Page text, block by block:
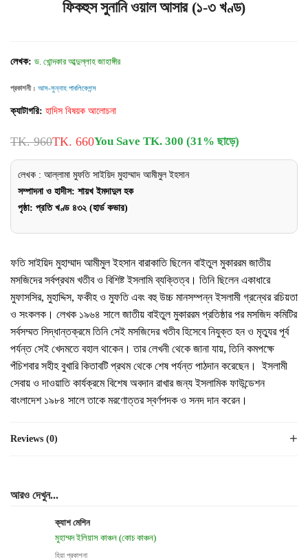
ফিকহুস সুনানি ওয়াল আসার (১-৩ খণ্ড)
লেখক: ড. খোন্দকার আব্দুল্লাহ জাহাঙ্গীর
প্রকাশনী : আস-সুন্নাহ পাবলিকেশন্স
ক্যাটাগরি: হাদিস বিষয়ক আলোচনা
TK. 960TK. 660You Save TK. 300 (31% ছাড়ে)
লেখক : আল্লামা মুফতি সাইয়িদ মুহাম্মাদ আমীমুল ইহসান
সম্পাদনা ও হাদীস: শায়খ ইমদাদুল হক
পৃষ্ঠা: প্রতি খণ্ড ৪৩২ (হার্ড কভার)
ফতি সাইয়িদ মুহাম্মাদ আমীমুল ইহসান বারাকাতি ছিলেন বাইতুল মুকাররম জাতীয়
মসজিদের সর্বপ্রথম খতীব ও বিশিষ্ট ইসলামি ব্যক্তিত্ব। তিনি ছিলেন একাধারে
মুফাসসির, মুহাদ্দিস, ফকীহ ও মুফতি এবং বহু উচ্চ মানসম্পন্ন ইসলামী গ্রন্থের রচিয়তা
ও সংকলক। লেখক ১৯৬৪ সালে জাতীয় বাইতুল মুকাররম প্রতিষ্ঠার পর মসজিদ কমিটির
সর্বসম্মত সিদ্ধান্তক্রমে তিনি সেই মসজিদের খতীব হিসেবে নিযুক্ত হন ও মৃত্যুর পূর্ব
পর্যন্ত সেই খেদমতে বহাল থাকেন। তার লেখনী থেকে জানা যায়, তিনি কমপক্ষে
পঁচিশবার সহীহ বুখারি কিতাবটি প্রথম থেকে শেষ পর্যন্ত পাঠদান করেছেন। ইসলামী
সেবায় ও দাওয়াতি কার্যক্রমে বিশেষ অবদান রাখার জন্য ইসলামিক ফাউন্ডেশন
বাংলাদেশ ১৯৮৪ সালে তাকে মরণোত্তর স্বর্ণপদক ও সনদ দান করেন।
Reviews (0)
আরও দেখুন...
ক্যাশ মেশিন
মুহাম্মদ ইলিয়াস কাঞ্চন (কোচ কাঞ্চন)
হিয়া প্রকাশনা